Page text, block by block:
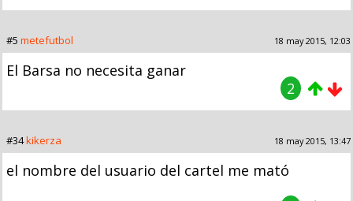
#5 metefutbol 18 may 2015, 12:03
El Barsa no necesita ganar
2
#34kikerza 18 may 2015, 13:47
el nombre del usuario del cartel me mató